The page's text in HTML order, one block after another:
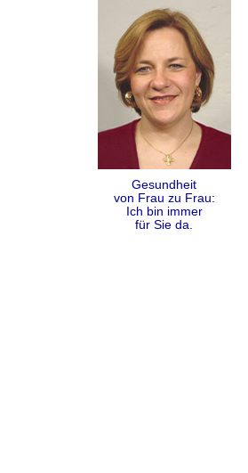
Gesundheit
von Frau zu Frau:
Ich bin immer
für Sie da.